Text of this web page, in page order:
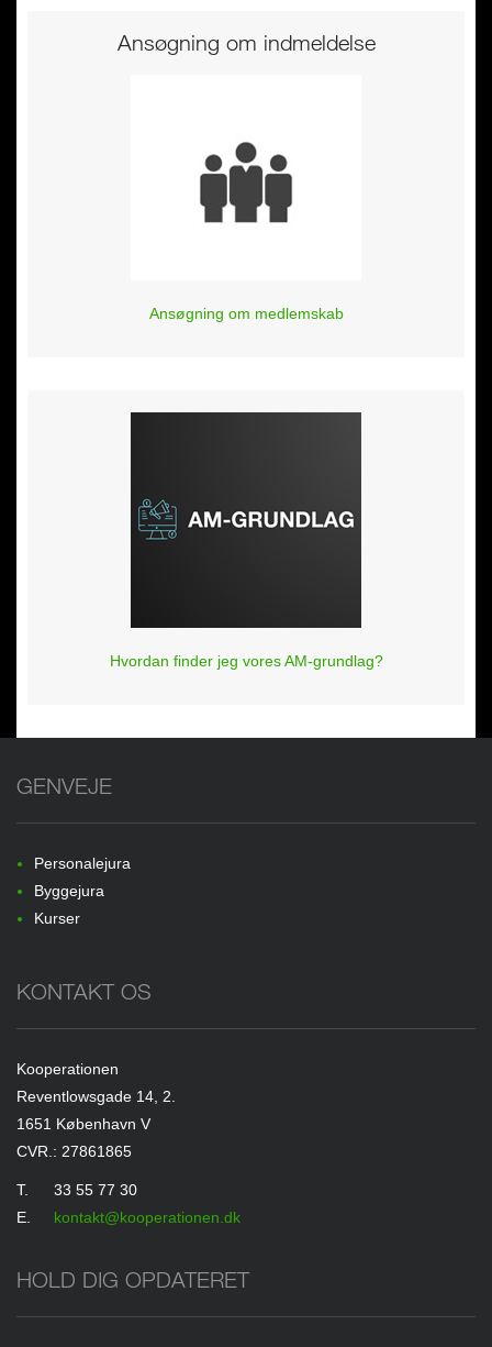
Ansøgning om indmeldelse
Ansøgning om medlemskab
Hvordan finder jeg vores AM-grundlag?
GENVEJE
Personalejura
Byggejura
Kurser
KONTAKT OS
Kooperationen
Reventlowsgade 14, 2.
1651 København V
CVR.: 27861865
T.
33 55 77 30
E.
kontakt@kooperationen.dk
HOLD DIG OPDATERET